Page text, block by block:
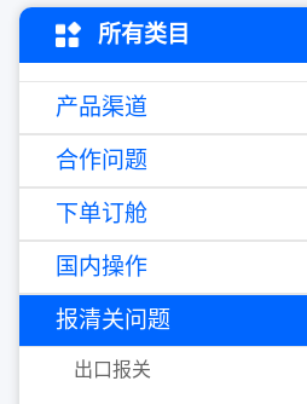
所有类目
产品渠道
合作问题
下单订舱
国内操作
报清关问题
出口报关